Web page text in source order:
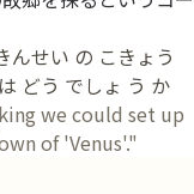
んせい の こきょう
どう でしょ う か
we could set up
of 'Venus'."